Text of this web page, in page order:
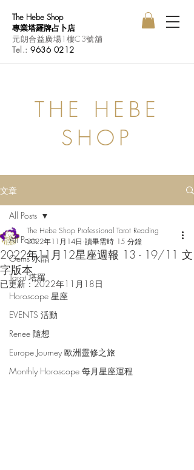
The Hebe Shop
專業塔羅牌占卜店
元朗合益廣場1樓C3號舖
Tel.:9636 0212
THE HEBE
SHOP
文章
All Posts
Gems 水晶
Tarot 塔羅
Horoscope 星座
EVENTS 活動
Renee 隨想
Europe Journey 歐洲靈修之旅
Monthly Horoscope 每月星座運程
All Posts
2022年11月12星座週報 13 - 19/11 文
字版本
The Hebe Shop Professional Tarot Reading
2022年11月14日 讀畢需時 15 分鐘
已更新：2022年11月18日